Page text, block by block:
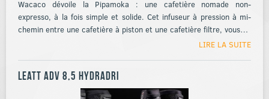
Wacaco dévoile la Pipamoka : une cafetière nomade non-
expresso, à la fois simple et solide. Cet infuseur à pression à mi-
chemin entre une cafetière à piston et une cafetière filtre, vous…
LIRE LA SUITE
LEATT ADV 8,5 HydraDri